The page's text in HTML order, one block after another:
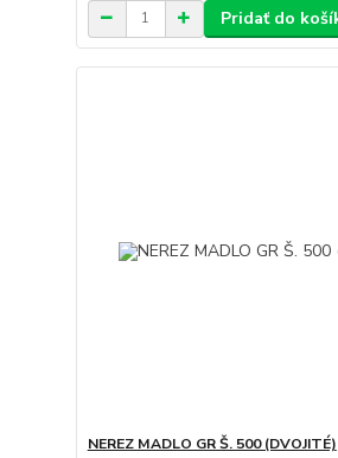
Pridať do
NEREZ MADLO GR Š. 500 (DVOJITÉ)